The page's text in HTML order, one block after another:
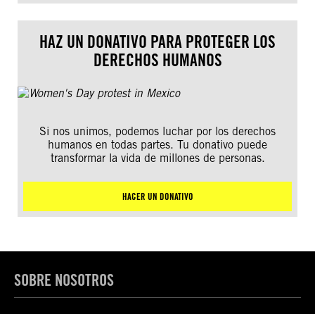
HAZ UN DONATIVO PARA PROTEGER LOS
DERECHOS HUMANOS
Si nos unimos, podemos luchar por los derechos
humanos en todas partes. Tu donativo puede
transformar la vida de millones de personas.
HACER UN DONATIVO
SOBRE NOSOTROS